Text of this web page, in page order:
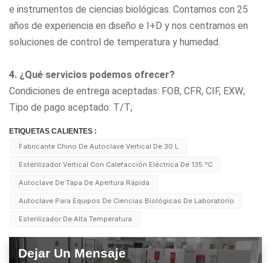
e instrumentos de ciencias biológicas. Contamos con 25
años de experiencia en diseño e I+D y nos centramos en
soluciones de control de temperatura y humedad.
4. ¿Qué servicios podemos ofrecer?
Condiciones de entrega aceptadas: FOB, CFR, CIF, EXW;
Tipo de pago aceptado: T/T;
ETIQUETAS CALIENTES :
Fabricante Chino De Autoclave Vertical De 30 L
Esterilizador Vertical Con Calefacción Eléctrica De 135 ℃
Autoclave De Tapa De Apertura Rápida
Autoclave Para Equipos De Ciencias Biológicas De Laboratorio
Esterilizador De Alta Temperatura
Dejar Un Mensaje